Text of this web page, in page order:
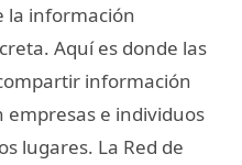
la información
Aquí es donde las
información
e individuos
lugares. La Red de